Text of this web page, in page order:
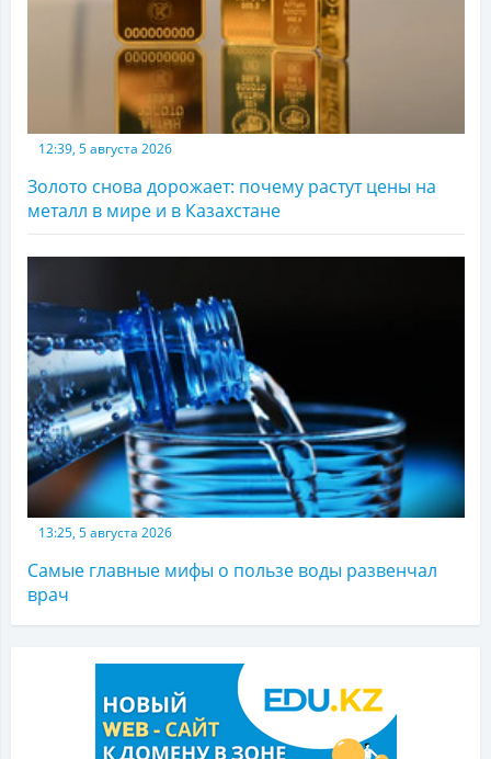
12:39, 5 августа 2026
Золото снова дорожает: почему растут цены на
металл в мире и в Казахстане
13:25, 5 августа 2026
Самые главные мифы о пользе воды развенчал
врач